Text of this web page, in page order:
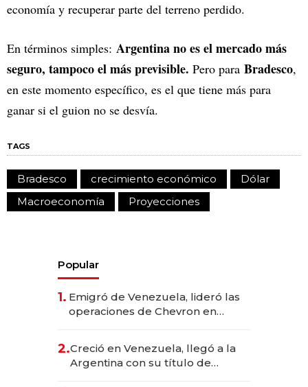
economía y recuperar parte del terreno perdido.
En términos simples: Argentina no es el mercado más
seguro, tampoco el más previsible. Pero para Bradesco,
en este momento específico, es el que tiene más para
ganar si el guion no se desvía.
TAGS
Bradesco crecimiento económico
Dólar
Macroeconomía
Proyecciones
Popular
1. Emigró de Venezuela, lideró las
operaciones de Chevron en
2.Creció en Venezuela, llegó a la
Argentina con su título de